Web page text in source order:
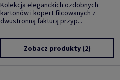
Kolekcja eleganckich ozdobnych
kartonów i kopert filcowanych z
dwustronną fakturą przyp...
Zobacz produkty (2)